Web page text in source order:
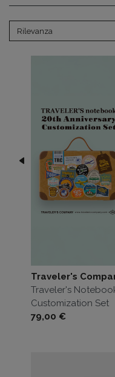
Traveler's
Traveler's
Customization Set
Prezzo
79,00 €